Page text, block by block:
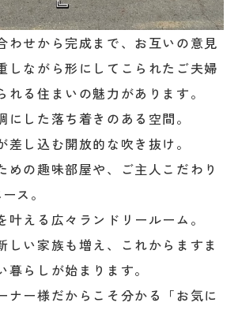
わせから完成まで、お互いの意見
しながら形にしてこられたご夫婦
れる住まいの魅力があります。
にした落ち着きのある空間。
差し込む開放的な吹き抜け。
めの趣味部屋や、ご主人こだわり
ス。
叶える広々ランドリールーム。
しい家族も増え、これからますま
らしが始まります。
ナー様だからこそ分かる「お気に